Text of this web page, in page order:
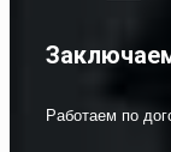
Работаем по